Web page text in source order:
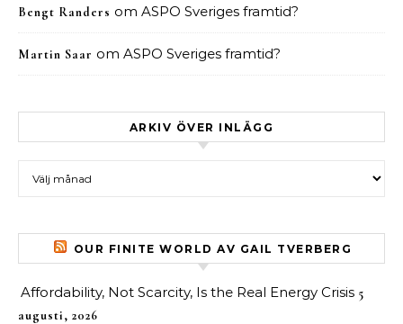
Bengt Randers om ASPO Sveriges framtid?
Martin Saar om ASPO Sveriges framtid?
ARKIV ÖVER INLÄGG
OUR FINITE WORLD AV GAIL TVERBERG
Affordability, Not Scarcity, Is the Real Energy Crisis 5
augusti, 2026